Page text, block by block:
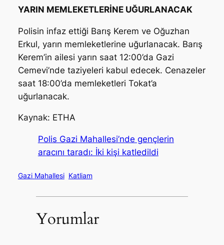
YARIN MEMLEKETLERİNE UĞURLANACAK
Polisin infaz ettiği Barış Kerem ve Oğuzhan
Erkul, yarın memleketlerine uğurlanacak. Barış
Kerem’in ailesi yarın saat 12:00’da Gazi
Cemevi’nde taziyeleri kabul edecek. Cenazeler
saat 18:00’da memleketleri Tokat’a
uğurlanacak.
Kaynak: ETHA
Polis Gazi Mahallesi’nde gençlerin
aracını taradı: İki kişi katledildi
Gazi Mahallesi Katliam
Yorumlar